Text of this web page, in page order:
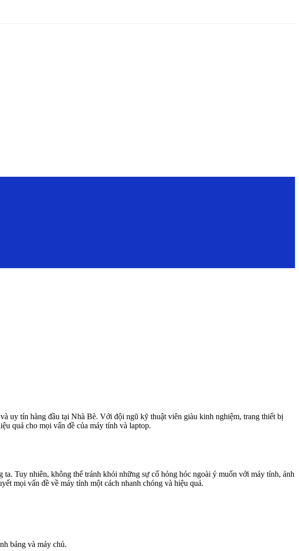
uy tín hàng đầu tại Nhà Bè. Với đội ngũ kỹ thuật viên giàu kinh nghiệm, trang thiết bị
quả cho mọi vấn đề của máy tính và laptop.
Tuy nhiên, không thể tránh khỏi những sự cố hỏng hóc ngoài ý muốn với máy tính, ảnh
mọi vấn đề về máy tính một cách nhanh chóng và hiệu quả.
bảng và máy chủ.